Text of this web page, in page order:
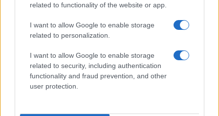
related to functionality of the website or app.
I want to allow Google to enable storage
related to personalization.
I want to allow Google to enable storage
related to security, including authentication
functionality and fraud prevention, and other
user protection.
Gravina un’ulteriore tappa da non perdere nel
arricchendo l’esperienza di chi desidera conoscere
AUTORE